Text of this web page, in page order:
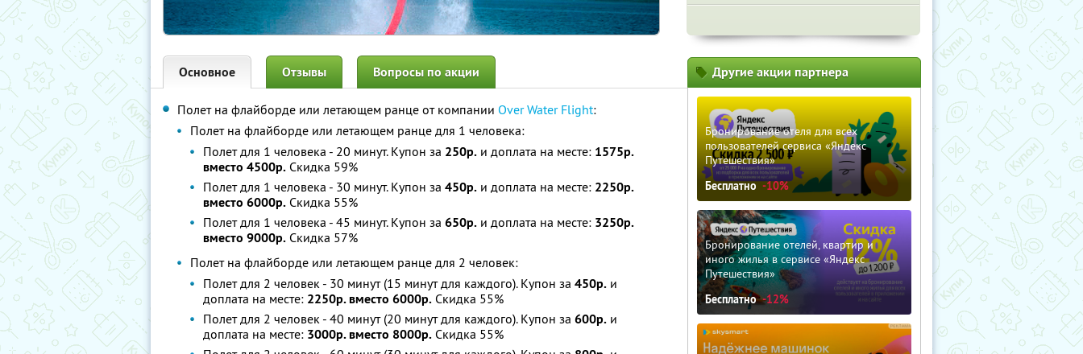
Основное Отзывы Вопросы по акции
Полет на флайборде или летающем ранце от компании Over Water Flight:
Полет на флайборде или летающем ранце для 1 человека:
Полет для 1 человека - 20 минут. Купон за 250р. и доплата на месте: 1575р.
вместо 4500р. Скидка 59%
Полет для 1 человека - 30 минут. Купон за 450р. и доплата на месте: 2250р.
вместо 6000р. Скидка 55%
Полет для 1 человека - 45 минут. Купон за 650р. и доплата на месте: 3250р.
вместо 9000р. Скидка 57%
Полет на флайборде или летающем ранце для 2 человек:
Полет для 2 человек - 30 минут (15 минут для каждого). Купон за 450р. и
доплата на месте: 2250р. вместо 6000р. Скидка 55%
Полет для 2 человек - 40 минут (20 минут для каждого). Купон за 600р. и
доплата на месте: 3000р. вместо 8000р. Скидка 55%
Другие акции партнера
Бронирование отеля для всех
пользователей сервиса «Яндекс
Путешествия»
Бесплатно -10%
Бронирование отелей, квартир и
иного жилья в сервисе «Яндекс
Путешествия»
Бесплатно -12%